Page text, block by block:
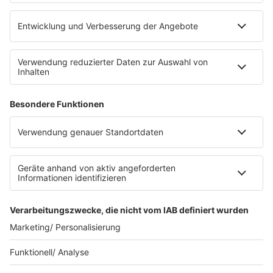
eröffnet. Direkt an der Medizinischen Klinik bietet es
E-Bikes über eine Photovoltaikanlage auf dem …
Impressum
Datenschutzerklärung
Datenschutzeinstellungen
Radioplayer